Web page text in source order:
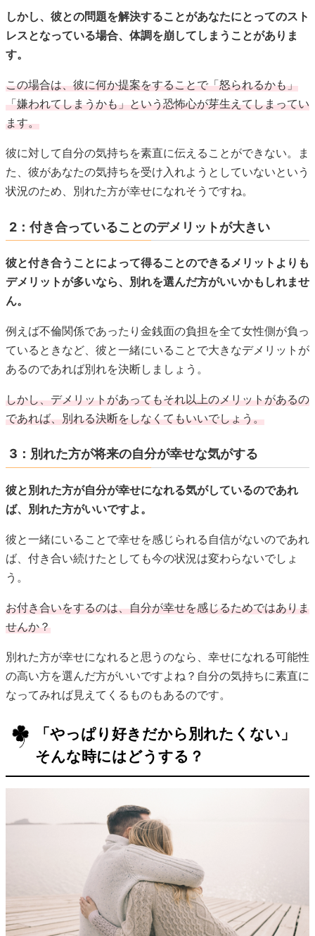
しかし、彼との問題を解決することがあなたにとってのスト
レスとなっている場合、体調を崩してしまうことがありま
す。
この場合は、彼に何か提案をすることで「怒られるかも」
「嫌われてしまうかも」という恐怖心が芽生えてしまってい
ます。
彼に対して自分の気持ちを素直に伝えることができない。ま
た、彼があなたの気持ちを受け入れようとしていないという
状況のため、別れた方が幸せになれそうですね。
2：付き合っていることのデメリットが大きい
彼と付き合うことによって得ることのできるメリットよりも
デメリットが多いなら、別れを選んだ方がいいかもしれませ
ん。
例えば不倫関係であったり金銭面の負担を全て女性側が負っ
ているときなど、彼と一緒にいることで大きなデメリットが
あるのであれば別れを決断しましょう。
しかし、デメリットがあってもそれ以上のメリットがあるの
であれば、別れる決断をしなくてもいいでしょう。
3：別れた方が将来の自分が幸せな気がする
彼と別れた方が自分が幸せになれる気がしているのであれ
ば、別れた方がいいですよ。
彼と一緒にいることで幸せを感じられる自信がないのであれ
ば、付き合い続けたとしても今の状況は変わらないでしょ
う。
お付き合いをするのは、自分が幸せを感じるためではありま
せんか？
別れた方が幸せになれると思うのなら、幸せになれる可能性
の高い方を選んだ方がいいですよね？自分の気持ちに素直に
なってみれば見えてくるものもあるのです。
「やっぱり好きだから別れたくない」
そんな時にはどうする？